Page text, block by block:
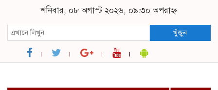
শনিবার, ০৮ অগাস্ট ২০২৬, ০৯:৩০ অপরাহ্ন
খুঁজুন